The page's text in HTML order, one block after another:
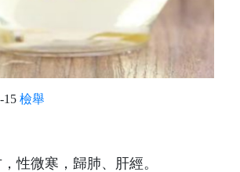
15 檢舉
性微寒，歸肺、肝經。